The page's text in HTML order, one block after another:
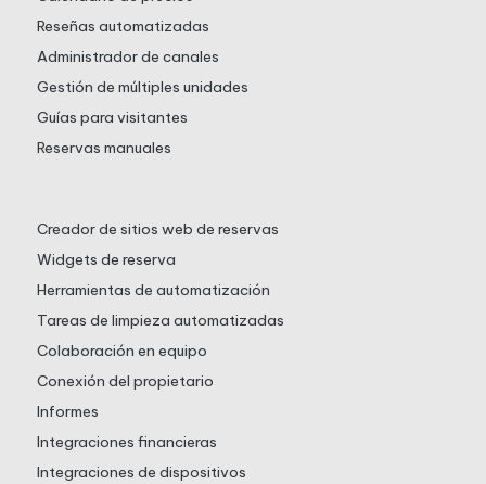
Reseñas automatizadas
Administrador de canales
Gestión de múltiples unidades
Guías para visitantes
Reservas manuales
Creador de sitios web de reservas
Widgets de reserva
Herramientas de automatización
Tareas de limpieza automatizadas
Colaboración en equipo
Conexión del propietario
Informes
Integraciones financieras
Integraciones de dispositivos